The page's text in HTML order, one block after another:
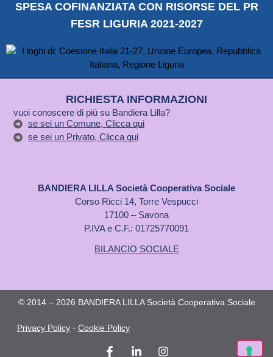
SPESA COFINANZIATA CON RISORSE DEL PR
FESR LIGURIA 2021-2027
RICHIESTA INFORMAZIONI
vuoi conoscere di più su Bandiera Lilla?
se sei un Comune, Clicca qui
se sei un Privato, Clicca qui
BANDIERA LILLA Società Cooperativa Sociale
Corso Ricci 14, Torre Vespucci
17100 – Savona
P.IVA e C.F.: 01725770091
BILANCIO SOCIALE
© 2014 – 2026 BANDIERA LILLA Società Cooperativa Sociale
Privacy Policy - Cookie Policy